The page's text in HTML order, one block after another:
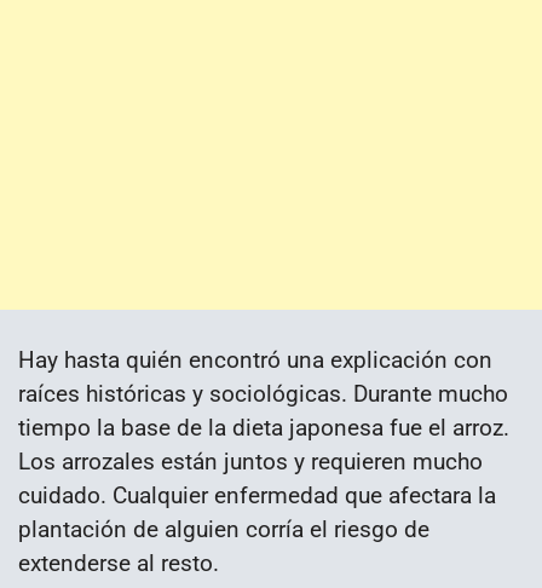
Hay hasta quién encontró una explicación con
raíces históricas y sociológicas. Durante mucho
tiempo la base de la dieta japonesa fue el arroz.
Los arrozales están juntos y requieren mucho
cuidado. Cualquier enfermedad que afectara la
plantación de alguien corría el riesgo de
extenderse al resto.